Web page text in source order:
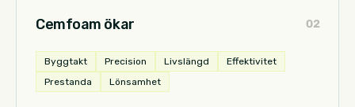
Cemfoam ökar 02
Byggtakt Precision Livslängd
Effektivitet
Prestanda
Lönsamhet